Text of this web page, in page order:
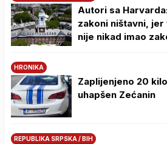
Autori sa
zakoni ništavni,
nije nikad imao
HRONIKA
Zaplijenjeno 20
uhapšen Zećanin
REPUBLIKA SRPSKA / BIH